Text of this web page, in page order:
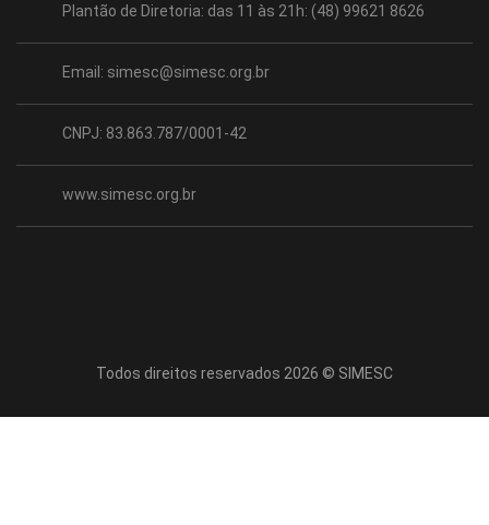
Plantão de Diretoria: das 11 às 21h: (48) 99621 8626
Email: simesc@simesc.org.br
CNPJ: 83.863.787/0001-42
www.simesc.org.br
Todos direitos reservados 2026 © SIMESC